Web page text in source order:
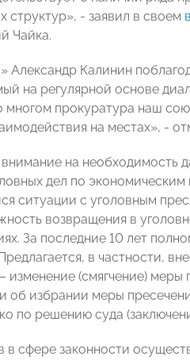
структур», - заявил в своем
Чайка.
Калинин
на регулярной основе
прокуратура наш
на местах», -
на необходимость
дел по экономическим
ситуации с уголовным
возвращения в
За последние 10 лет
в частности,
(смягчение) меры
об избрании меры
по решению суда
в сфере законности